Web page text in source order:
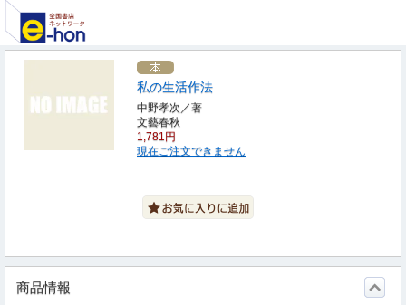
私の生活作法
中野孝次／著
文藝春秋
1,781円
現在ご注文できません
商品情報